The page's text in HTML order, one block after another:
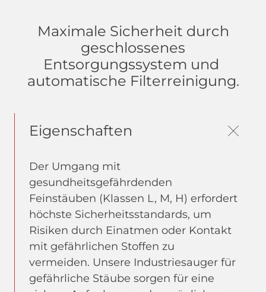
Maximale Sicherheit durch
geschlossenes
Entsorgungssystem und
automatische Filterreinigung.
Eigenschaften
Der Umgang mit
gesundheitsgefährdenden
Feinstäuben (Klassen L, M, H) erfordert
höchste Sicherheitsstandards, um
Risiken durch Einatmen oder Kontakt
mit gefährlichen Stoffen zu
vermeiden. Unsere Industriesauger für
gefährliche Stäube sorgen für eine